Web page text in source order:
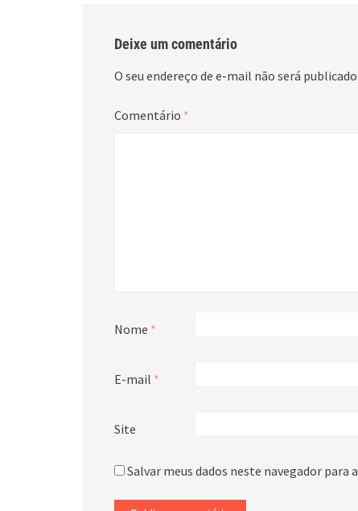
Deixe um comentário
O seu endereço de e-mail não será publicado.
Comentário *
Nome *
E-mail *
Site
Salvar meus dados neste navegador para